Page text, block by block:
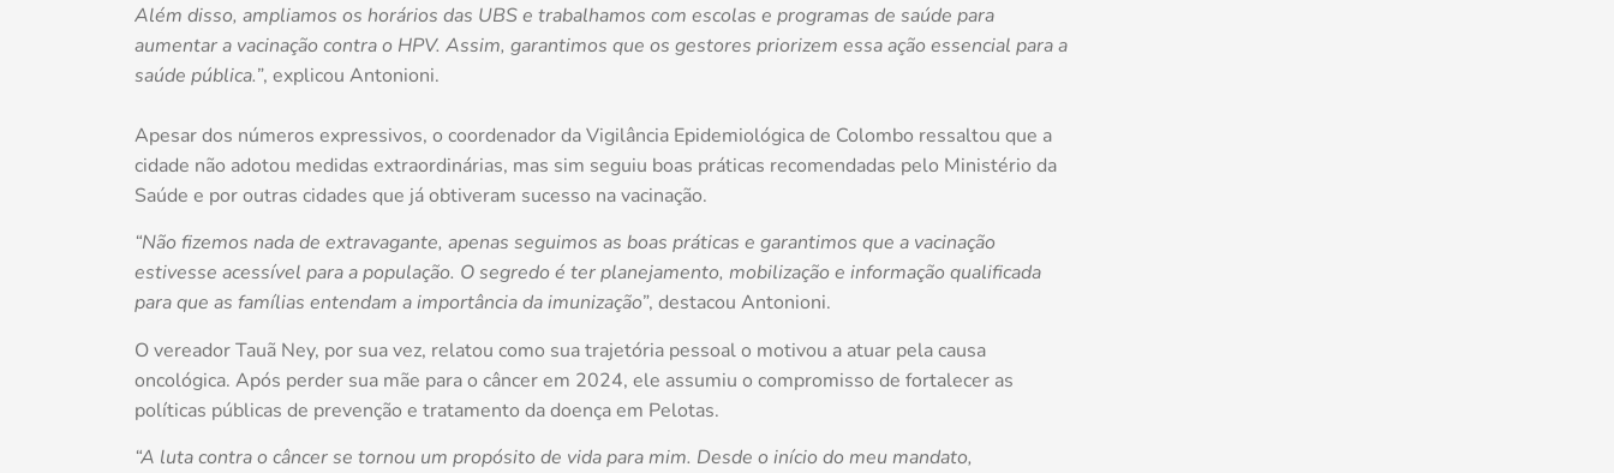
Além disso, ampliamos os horários das UBS e trabalhamos com escolas e programas de saúde para
aumentar a vacinação contra o HPV. Assim, garantimos que os gestores priorizem essa ação essencial para a
saúde pública.”, explicou Antonioni.
Apesar dos números expressivos, o coordenador da Vigilância Epidemiológica de Colombo ressaltou que a
cidade não adotou medidas extraordinárias, mas sim seguiu boas práticas recomendadas pelo Ministério da
Saúde e por outras cidades que já obtiveram sucesso na vacinação.
“Não fizemos nada de extravagante, apenas seguimos as boas práticas e garantimos que a vacinação
estivesse acessível para a população. O segredo é ter planejamento, mobilização e informação qualificada
para que as famílias entendam a importância da imunização”, destacou Antonioni.
O vereador Tauã Ney, por sua vez, relatou como sua trajetória pessoal o motivou a atuar pela causa
oncológica. Após perder sua mãe para o câncer em 2024, ele assumiu o compromisso de fortalecer as
políticas públicas de prevenção e tratamento da doença em Pelotas.
“A luta contra o câncer se tornou um propósito de vida para mim. Desde o início do meu mandato,